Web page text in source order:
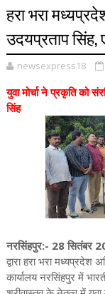
हरा भरा
उदयप्रताप सिंह,
newsexpress18
युवा मोर्चा ने प्रकृति को
सिंह
नरसिंहपुर:- 28 सितंबर
द्वारा हरा भरा मध्यप्रदेश
कार्यालय नरसिंहपुर में